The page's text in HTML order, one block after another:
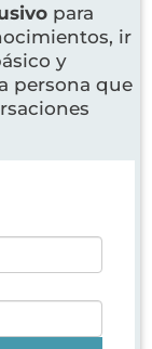
para
ir
y
persona que